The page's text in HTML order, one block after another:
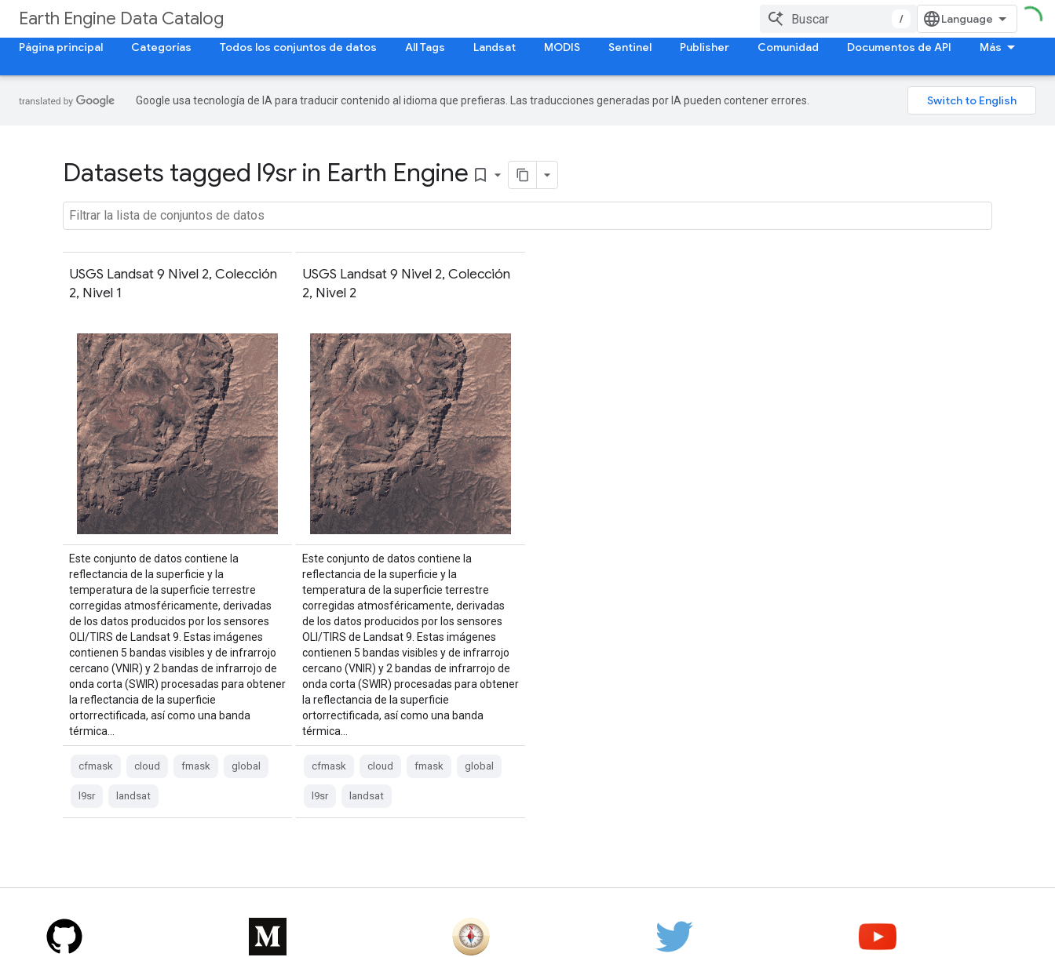
Earth Engine Data Catalog
/
Página principal
Categorías Todos los conjuntos de datos All Tags Landsat MODIS Sentinel Publisher Comunidad Documentos de API Más
Google usa tecnología de IA para traducir contenido al idioma que prefieras. Las traducciones generadas por IA pueden contener errores.
Datasets tagged l9sr in Earth Engine bookmark_border
USGS Landsat 9 Nivel 2, Colección
2, Nivel 1
Este conjunto de datos contiene la
reflectancia de la superficie y la
temperatura de la superficie terrestre
corregidas atmosféricamente, derivadas
de los datos producidos por los sensores
OLI/TIRS de Landsat 9. Estas imágenes
contienen 5 bandas visibles y de infrarrojo
cercano (VNIR) y 2 bandas de infrarrojo de
onda corta (SWIR) procesadas para obtener
la reflectancia de la superficie
ortorrectificada, así como una banda
térmica…
cfmask cloud fmask global
l9sr landsat
USGS Landsat 9 Nivel 2, Colección
2, Nivel 2
Este conjunto de datos contiene la
reflectancia de la superficie y la
temperatura de la superficie terrestre
corregidas atmosféricamente, derivadas
de los datos producidos por los sensores
OLI/TIRS de Landsat 9. Estas imágenes
contienen 5 bandas visibles y de infrarrojo
cercano (VNIR) y 2 bandas de infrarrojo de
onda corta (SWIR) procesadas para obtener
la reflectancia de la superficie
ortorrectificada, así como una banda
térmica…
cfmask cloud fmask global
l9sr landsat